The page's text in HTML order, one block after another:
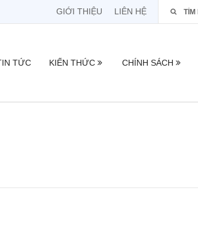
GIỚI THIỆU LIÊN HỆ
TỨC KIẾN THỨC CHÍNH SÁCH